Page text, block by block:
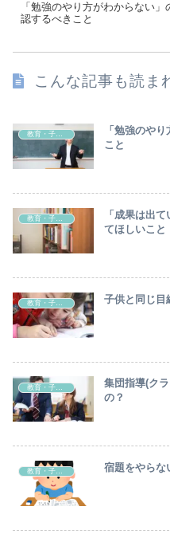
「勉強のやり方がわからない」
認するべきこと
こんな記事も読ま
教育・子育て
「勉強のや
こと
教育・子育て
「成果は出
てほしいこと
子供と同じ目
集団指導(ク
の？
教育・子育て 宿題をやらな